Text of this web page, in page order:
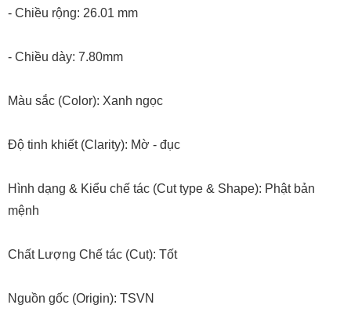
- Chiều rộng: 26.01 mm
- Chiều dày: 7.80mm
Màu sắc (Color): Xanh ngọc
Độ tinh khiết (Clarity): Mờ - đục
Hình dạng & Kiểu chế tác (Cut type & Shape): Phật bản
mệnh
Chất Lượng Chế tác (Cut): Tốt
Nguồn gốc (Origin): TSVN